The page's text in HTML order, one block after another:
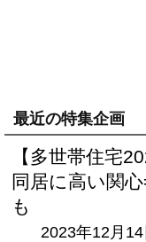
最近の特集企画
【多世帯住宅
同居に高い関
も
2023年12月14